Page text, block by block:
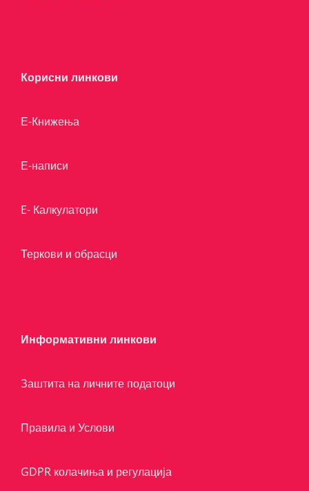
Корисни линкови
Е-Книжења
Е-написи
E- Калкулатори
Теркови и обрасци
Информативни линкови
Заштита на личните податоци
Правила и Услови
GDPR колачиња и регулација